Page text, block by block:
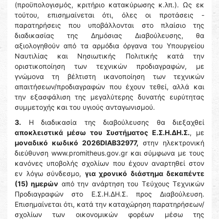
(προϋπολογισμός, κριτήριο κατακύρωσης κ.λπ.). Ως εκ
τούτου, επισημαίνεται ότι, όλες οι προτάσεις -
παρατηρήσεις που υποβάλλονται στο πλαίσιο της
διαδικασίας της Δημόσιας Διαβούλευσης, θα
αξιολογηθούν από τα αρμόδια όργανα του Υπουργείου
Ναυτιλίας και Νησιωτικής Πολιτικής κατά την
οριστικοποίηση των τεχνικών προδιαγραφών, με
γνώμονα τη βέλτιστη ικανοποίηση των τεχνικών
απαιτήσεων/προδιαγραφών που έχουν τεθεί, αλλά και
την εξασφάλιση της μεγαλύτερης δυνατής ευρύτητας
συμμετοχής και του υγιούς ανταγωνισμού.
3. Η διαδικασία της διαβούλευσης θα διεξαχθεί
αποκλειστικά μέσω του Συστήματος Ε.Σ.Η.ΔΗ.Σ., με
μοναδικό κωδικό 2026DIAB32977, στην ηλεκτρονική
διεύθυνση www.promitheus.gov.gr και σύμφωνα με τους
κανόνες υποβολής σχολίων που έχουν αναρτηθεί στον
εν λόγω σύνδεσμο, για χρονικό διάστημα δεκαπέντε
(15) ημερών από την ανάρτηση του Τεύχους Τεχνικών
Προδιαγραφών στο Ε.Σ.Η.ΔΗ.Σ. προς Διαβούλευση.
Επισημαίνεται ότι, κατά την καταχώρηση παρατηρήσεων/
σχολίων των οικονομικών φορέων μέσω της